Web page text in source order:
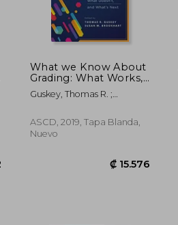
What we Know About
Grading: What Works,
What Doesn't, and
What's Next (en
Guskey, Thomas R. ;
ASCD, 2019, Tapa Blanda,
Nuevo